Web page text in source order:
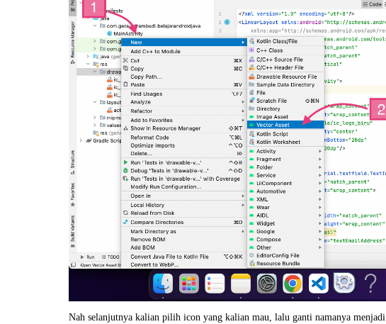
Nah selanjutnya kalian pilih icon yang kalian mau, lalu ganti namanya menjadi